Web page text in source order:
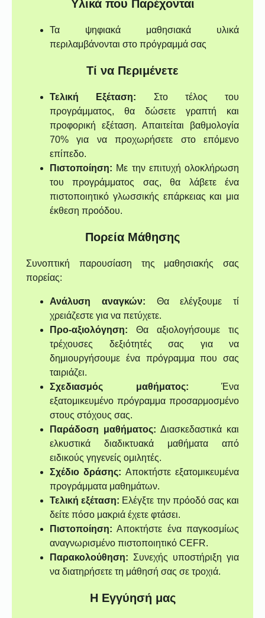
Υλικά που Παρέχονται
Τα ψηφιακά μαθησιακά υλικά
περιλαμβάνονται στο πρόγραμμά σας
Τί να Περιμένετε
Τελική Εξέταση: Στο τέλος του
προγράμματος, θα δώσετε γραπτή και
προφορική εξέταση. Απαιτείται βαθμολογία
70% για να προχωρήσετε στο επόμενο
επίπεδο.
Πιστοποίηση: Με την επιτυχή ολοκλήρωση
του προγράμματος σας, θα λάβετε ένα
πιστοποιητικό γλωσσικής επάρκειας και μια
έκθεση προόδου.
Πορεία Μάθησης
Συνοπτική παρουσίαση της μαθησιακής σας
πορείας:
Ανάλυση αναγκών: Θα ελέγξουμε τί
χρειάζεστε για να πετύχετε.
Προ-αξιολόγηση: Θα αξιολογήσουμε τις
τρέχουσες δεξιότητές σας για να
δημιουργήσουμε ένα πρόγραμμα που σας
ταιριάζει.
Σχεδιασμός μαθήματος: Ένα
εξατομικευμένο πρόγραμμα προσαρμοσμένο
στους στόχους σας.
Παράδοση μαθήματος: Διασκεδαστικά και
ελκυστικά διαδικτυακά μαθήματα από
ειδικούς γηγενείς ομιλητές.
Σχέδιο δράσης: Αποκτήστε εξατομικευμένα
προγράμματα μαθημάτων.
Τελική εξέταση: Ελέγξτε την πρόοδό σας και
δείτε πόσο μακριά έχετε φτάσει.
Πιστοποίηση: Αποκτήστε ένα παγκοσμίως
αναγνωρισμένο πιστοποιητικό CEFR.
Παρακολούθηση: Συνεχής υποστήριξη για
να διατηρήσετε τη μάθησή σας σε τροχιά.
Η Εγγύησή μας